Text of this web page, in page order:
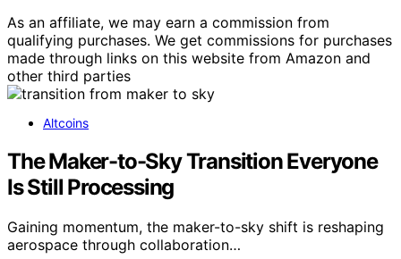
As an affiliate, we may earn a commission from
qualifying purchases. We get commissions for purchases
made through links on this website from Amazon and
other third parties
Altcoins
The Maker-to-Sky Transition Everyone
Is Still Processing
Gaining momentum, the maker-to-sky shift is reshaping
aerospace through collaboration…